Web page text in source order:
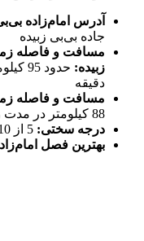
آدرس امام‌زاده
جاده بی‌بی زبیده
مسافت و فاصله
زبیده:
دقیقه
مسافت و فاصله
88 کیلومتر در مدت زمان تقریبی یک ساعت و 55 دقیقه
درجه سختی:
بهترین فصل